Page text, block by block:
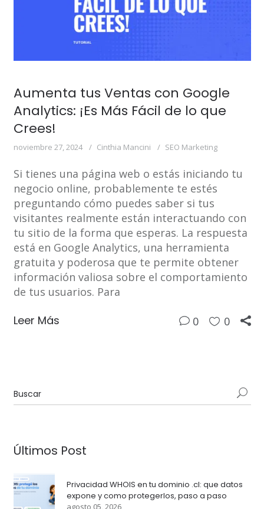
Aumenta tus Ventas con Google
Analytics: ¡Es Más Fácil de lo que
Crees!
noviembre 27, 2024 Cinthia Mancini SEO Marketing
Si tienes una página web o estás iniciando tu
negocio online, probablemente te estés
preguntando cómo puedes saber si tus
visitantes realmente están interactuando con
tu sitio de la forma que esperas. La respuesta
está en Google Analytics, una herramienta
gratuita y poderosa que te permite obtener
información valiosa sobre el comportamiento
de tus usuarios. Para
Leer Más 0 0
Últimos Post
Privacidad WHOIS en tu dominio .cl: que datos
expone y como protegerlos, paso a paso
agosto 05, 2026